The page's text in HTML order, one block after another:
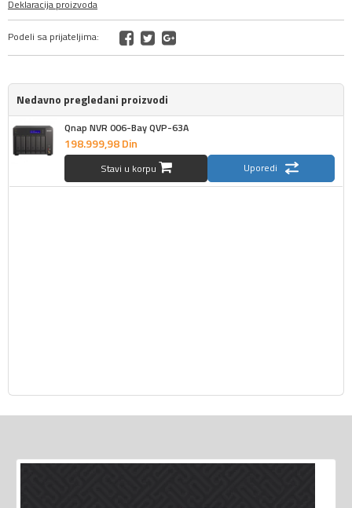
Deklaracija proizvoda
Podeli sa prijateljima:
Nedavno pregledani proizvodi
Qnap NVR 006-Bay QVP-63A
198.999,98Din
Stavi u korpu Uporedi